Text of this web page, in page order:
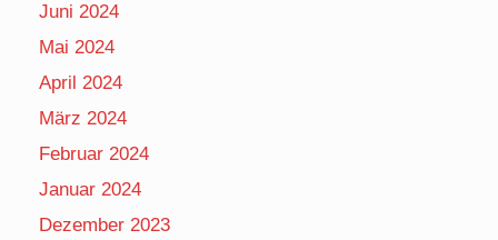
Juni 2024
Mai 2024
April 2024
März 2024
Februar 2024
Januar 2024
Dezember 2023